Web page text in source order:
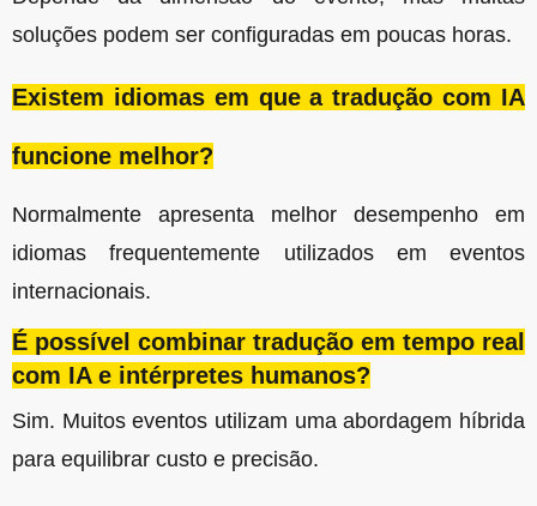
soluções podem ser configuradas em poucas horas.
Existem idiomas em que a tradução com IA
funcione melhor?
Normalmente apresenta melhor desempenho em
idiomas frequentemente utilizados em eventos
internacionais.
É possível combinar tradução em tempo real
com IA e intérpretes humanos?
Sim. Muitos eventos utilizam uma abordagem híbrida
para equilibrar custo e precisão.